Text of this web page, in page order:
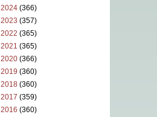
2024 (366)
2023 (357)
2022 (365)
2021 (365)
2020 (366)
2019 (360)
2018 (360)
2017 (359)
2016 (360)